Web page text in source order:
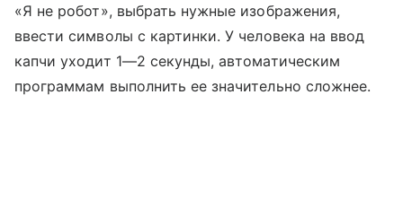
«Я не робот», выбрать нужные изображения,
ввести символы с картинки. У человека на ввод
капчи уходит 1—2 секунды, автоматическим
программам выполнить ее значительно сложнее.